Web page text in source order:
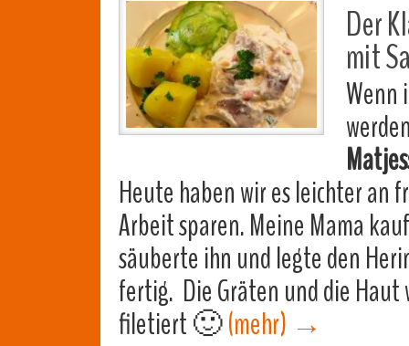
Der
mit
Wenn
Heute haben wir es leichter an
Arbeit sparen. Meine Mama
säuberte ihn und legte den
fertig. Die Gräten und die
filetiert 🙂(mehr) →